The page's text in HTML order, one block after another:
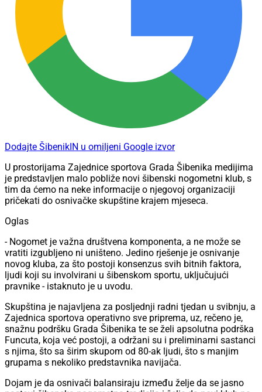
Dodajte ŠibenikIN u omiljeni Google izvor
U prostorijama Zajednice sportova Grada Šibenika medijima
je predstavljen malo pobliže novi šibenski nogometni klub, s
tim da ćemo na neke informacije o njegovoj organizaciji
pričekati do osnivačke skupštine krajem mjeseca.
Oglas
- Nogomet je važna društvena komponenta, a ne može se
vratiti izgubljeno ni uništeno. Jedino rješenje je osnivanje
novog kluba, za što postoji konsenzus svih bitnih faktora,
ljudi koji su involvirani u šibenskom sportu, uključujući
pravnike - istaknuto je u uvodu.
Skupština je najavljena za posljednji radni tjedan u svibnju, a
Zajednica sportova operativno sve priprema, uz, rečeno je,
snažnu podršku Grada Šibenika te se želi apsolutna podrška
Funcuta, koja već postoji, a održani su i preliminarni sastanci
s njima, što sa širim skupom od 80-ak ljudi, što s manjim
grupama s nekoliko predstavnika navijača.
Dojam je da osnivači balansiraju između želje da se jasno